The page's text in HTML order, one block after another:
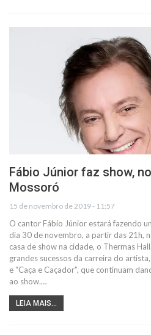
Fábio Júnior faz show,
Mossoró
15 de novembro de 2019 - 11:57
O cantor Fábio Júnior estará fazendo
dia 30 de novembro, a partir das 21h,
casa de show na cidade, o Thermas
grandes sucessos da carreira do artista,
e “Caça e Caçador”, que continuam
ao show.…
LEIA MAIS...